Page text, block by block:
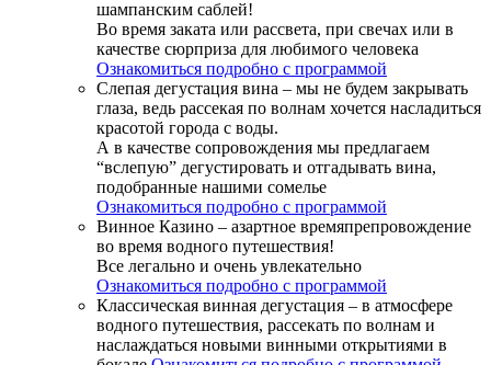
шампанским саблей!
Во время заката или рассвета, при свечах или в
качестве сюрприза для любимого человека
Ознакомиться подробно с программой
Слепая дегустация вина – мы не будем закрывать
глаза, ведь рассекая по волнам хочется насладиться
красотой города с воды.
А в качестве сопровождения мы предлагаем
“вслепую” дегустировать и отгадывать вина,
подобранные нашими сомелье
Ознакомиться подробно с программой
Винное Казино – азартное времяпрепровождение
во время водного путешествия!
Все легально и очень увлекательно
Ознакомиться подробно с программой
Классическая винная дегустация – в атмосфере
водного путешествия, рассекать по волнам и
наслаждаться новыми винными открытиями в